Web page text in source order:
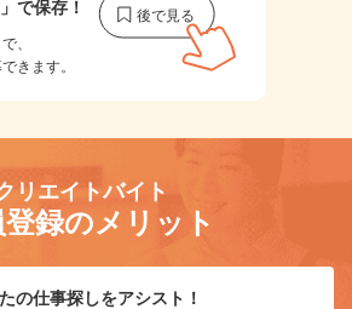
」で保存！
、
きます。
リエイトバイト
録のメリット
の仕事探しをアシスト！